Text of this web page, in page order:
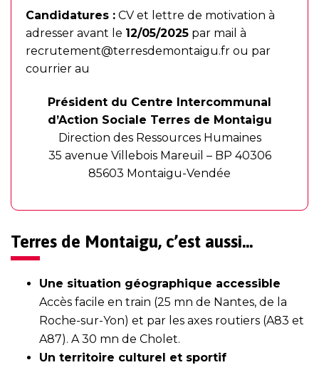
Candidatures : CV et lettre de motivation à
adresser avant le 12/05/2025 par mail à
recrutement@terresdemontaigu.fr ou par
courrier au
Président du Centre Intercommunal
d’Action Sociale Terres de Montaigu
Direction des Ressources Humaines
35 avenue Villebois Mareuil – BP 40306
85603 Montaigu-Vendée
Terres de Montaigu, c’est aussi…
Une situation géographique accessible
Accès facile en train (25 mn de Nantes, de la
Roche-sur-Yon) et par les axes routiers (A83 et
A87). A 30 mn de Cholet.
Un territoire culturel et sportif